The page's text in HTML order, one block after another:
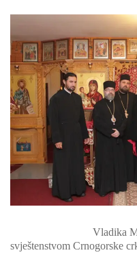
Vladika
svještenstvom Crnogorske